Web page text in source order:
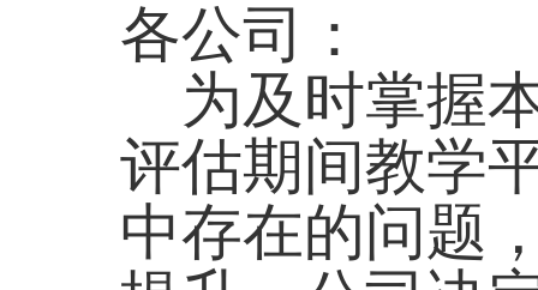
各公司：
为及时掌握
评估期间教学
中存在的问题